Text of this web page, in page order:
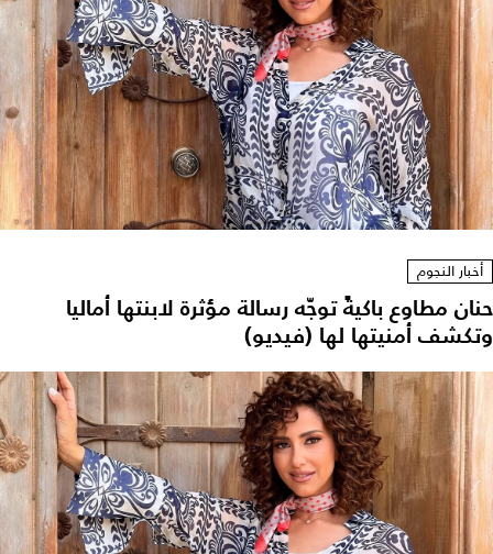
أخبار النجوم
حنان مطاوع باكيةً توجّه رسالة مؤثرة لابنتها أماليا
وتكشف أمنيتها لها (فيديو)